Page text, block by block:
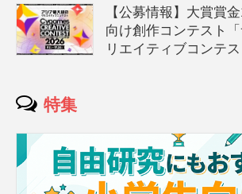
【公募情報】大賞賞
向け創作コンテスト
リエイティブコンテ
特集